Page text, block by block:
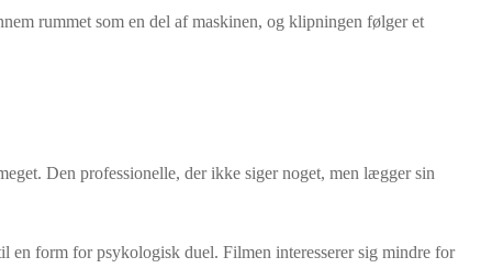
rummet som en del af maskinen, og klipningen følger et
Den professionelle, der ikke siger noget, men lægger sin
form for psykologisk duel. Filmen interesserer sig mindre for